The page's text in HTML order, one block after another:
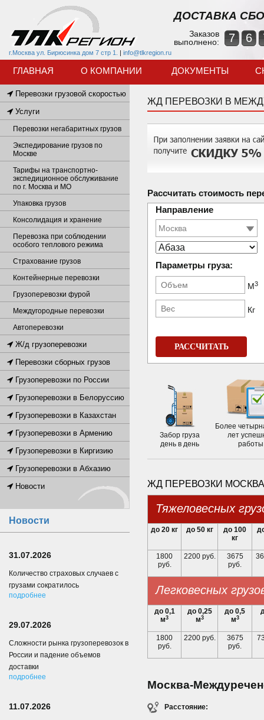
г.Москва ул. Бирюсинка дом 7 стр 1. | info@tlkregion.ru
ДОСТАВКА
Заказов
выполнено:
7 6
ГЛАВНАЯ О КОМПАНИИ ДОКУМЕНТЫ
ЖД ПЕРЕВОЗКИ В
Рассчитать стоимость
Направление
Параметры груза:
М3
Кг
РАССЧИТАТЬ
Забор груза
день в день
Более
лет
работы
ЖД ПЕРЕВОЗКИ
Тяжеловесных
до 20 кг до 50 кг
до 100
кг
1800
руб.
2200 руб.
3675
руб.
Легковесных
до 0,1
м3
до 0,25
м3
до 0,5
м3
1800
руб.
2200 руб.
3675
руб.
Москва-
Расстояние:
Перевозки грузовой скоростью
Услуги
Перевозки негабаритных грузов
Экспедирование грузов по
Москве
Тарифы на транспортно-
экспедиционное обслуживание
по г. Москва и МО
Упаковка грузов
Консолидация и хранение
Перевозка при соблюдении
особого теплового режима
Страхование грузов
Контейнерные перевозки
Грузоперевозки фурой
Междугородные перевозки
Автоперевозки
Ж/д грузоперевозки
Перевозки сборных грузов
Грузоперевозки по России
Грузоперевозки в Белоруссию
Грузоперевозки в Казахстан
Грузоперевозки в Армению
Грузоперевозки в Киргизию
Грузоперевозки в Абхазию
Новости
Новости
31.07.2026
Количество страховых случаев с
грузами сократилось
подробнее
29.07.2026
Сложности рынка грузоперевозок в
России и падение объемов
доставки
подробнее
11.07.2026